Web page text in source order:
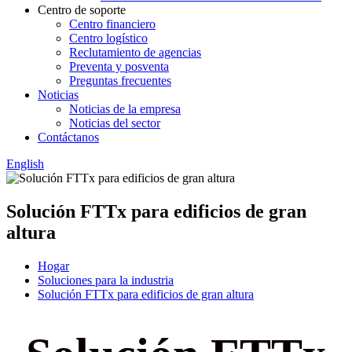
Centro de soporte
Centro financiero
Centro logístico
Reclutamiento de agencias
Preventa y posventa
Preguntas frecuentes
Noticias
Noticias de la empresa
Noticias del sector
Contáctanos
English
Solución FTTx para edificios de gran
altura
Hogar
Soluciones para la industria
Solución FTTx para edificios de gran altura